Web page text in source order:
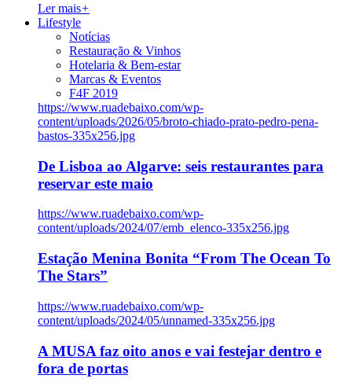
Ler mais+
Lifestyle
Notícias
Restauração & Vinhos
Hotelaria & Bem-estar
Marcas & Eventos
F4F 2019
https://www.ruadebaixo.com/wp-
content/uploads/2026/05/broto-chiado-prato-pedro-pena-
bastos-335x256.jpg
De Lisboa ao Algarve: seis restaurantes para
reservar este maio
https://www.ruadebaixo.com/wp-
content/uploads/2024/07/emb_elenco-335x256.jpg
Estação Menina Bonita “From The Ocean To
The Stars”
https://www.ruadebaixo.com/wp-
content/uploads/2024/05/unnamed-335x256.jpg
A MUSA faz oito anos e vai festejar dentro e
fora de portas